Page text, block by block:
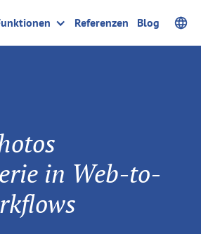
Referenzen Blog
in Web-to-